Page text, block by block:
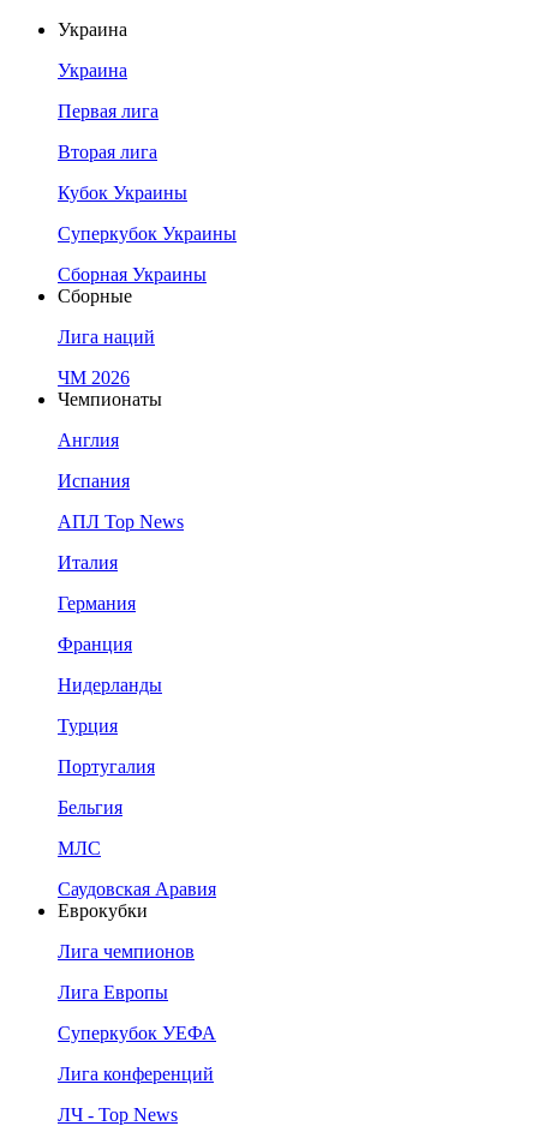
Украина
Украина
Первая лига
Вторая лига
Кубок Украины
Суперкубок Украины
Сборная Украины
Сборные
Лига наций
ЧМ 2026
Чемпионаты
Англия
Испания
АПЛ Top News
Италия
Германия
Франция
Нидерланды
Турция
Португалия
Бельгия
МЛС
Саудовская Аравия
Еврокубки
Лига чемпионов
Лига Европы
Суперкубок УЕФА
Лига конференций
ЛЧ - Top News